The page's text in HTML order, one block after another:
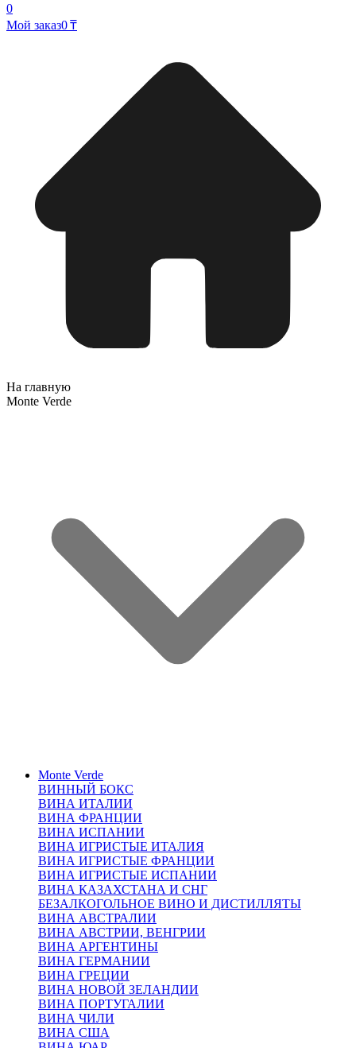
0
Мой заказ0 ₸
На главную
Monte Verde
Monte Verde
ВИННЫЙ БОКС
ВИНА ИТАЛИИ
ВИНА ФРАНЦИИ
ВИНА ИСПАНИИ
ВИНА ИГРИСТЫЕ ИТАЛИЯ
ВИНА ИГРИСТЫЕ ФРАНЦИИ
ВИНА ИГРИСТЫЕ ИСПАНИИ
ВИНА КАЗАХСТАНА И СНГ
БЕЗАЛКОГОЛЬНОЕ ВИНО И ДИСТИЛЛЯТЫ
ВИНА АВСТРАЛИИ
ВИНА АВСТРИИ, ВЕНГРИИ
ВИНА АРГЕНТИНЫ
ВИНА ГЕРМАНИИ
ВИНА ГРЕЦИИ
ВИНА НОВОЙ ЗЕЛАНДИИ
ВИНА ПОРТУГАЛИИ
ВИНА ЧИЛИ
ВИНА США